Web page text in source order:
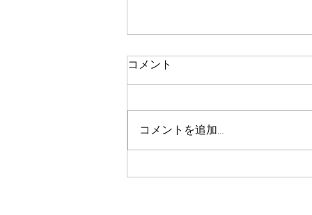
鯛ラバ
本日の釣果 マダイ ０枚 コメント
さいました！
コメント
コメントを追加…